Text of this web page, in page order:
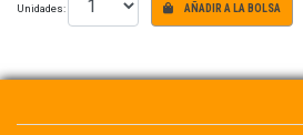
Unidades: AÑADIR A LA BOLSA